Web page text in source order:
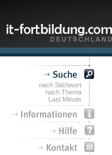
nach Stichwort
nach Thema
Last Minute